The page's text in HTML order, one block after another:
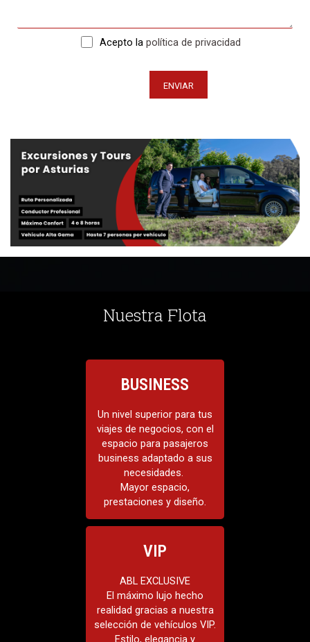
Acepto la política de privacidad
Nuestra Flota
BUSINESS
Un nivel superior para tus
viajes de negocios, con el
espacio para pasajeros
business adaptado a sus
necesidades. ⁣
Mayor espacio,
prestaciones y diseño.
Modelos
Mercedes Clase E
Audi A6
VIP
ABL EXCLUSIVE
El máximo lujo hecho
realidad gracias a nuestra
selección de vehículos VIP.
Estilo, elegancia y
Modelos